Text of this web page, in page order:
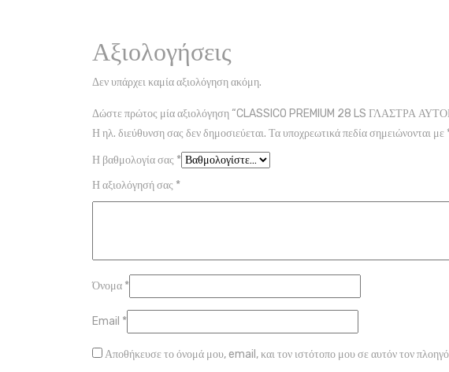
Αξιολογήσεις
Δεν υπάρχει καμία αξιολόγηση ακόμη.
Δώστε πρώτος μία αξιολόγηση “CLASSICO PREMIUM 28 LS ΓΛΑΣΤΡΑ
Η ηλ. διεύθυνση σας δεν δημοσιεύεται. Τα υποχρεωτικά πεδία σημειώνονται με
Η βαθμολογία σας *
Η αξιολόγησή σας *
Όνομα *
Email *
Αποθήκευσε το όνομά μου, email, και τον ιστότοπο μου σε αυτόν τον